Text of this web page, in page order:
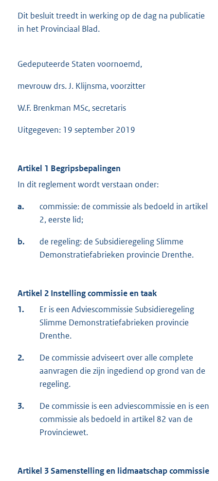
Dit besluit treedt in werking op de dag na publicatie
in het Provinciaal Blad.
Gedeputeerde Staten voornoemd,
mevrouw drs. J. Klijnsma, voorzitter
W.F. Brenkman MSc, secretaris
Uitgegeven: 19 september 2019
Artikel 1 Begripsbepalingen
In dit reglement wordt verstaan onder:
a.
commissie: de commissie als bedoeld in artikel
2, eerste lid;
b.
de regeling: de Subsidieregeling Slimme
Demonstratiefabrieken provincie Drenthe.
Artikel 2 Instelling commissie en taak
1.
Er is een Adviescommissie Subsidieregeling
Slimme Demonstratiefabrieken provincie
Drenthe.
2.
De commissie adviseert over alle complete
aanvragen die zijn ingediend op grond van de
regeling.
3.
De commissie is een adviescommissie en is een
commissie als bedoeld in artikel 82 van de
Provinciewet.
Artikel 3 Samenstelling en lidmaatschap commissie